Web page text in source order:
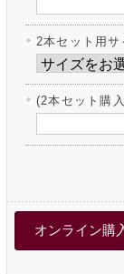
2本セット用サ
(2本セット購